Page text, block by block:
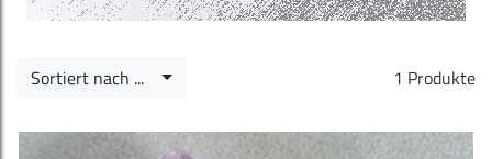
1 Produkte
Sortiert nach ...